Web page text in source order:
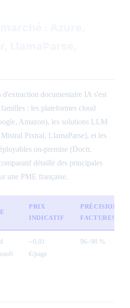
d'extraction documentaire IA s'est
: les plateformes cloud
Amazon), les solutions LLM
Pixtral, LlamaParse), et les
on-premise (Doctr,
détaillé des principales
une PME française.
PRIX
INDICATIF
PRÉCISION
FACTURES
~0,01
€/page
96–98 %